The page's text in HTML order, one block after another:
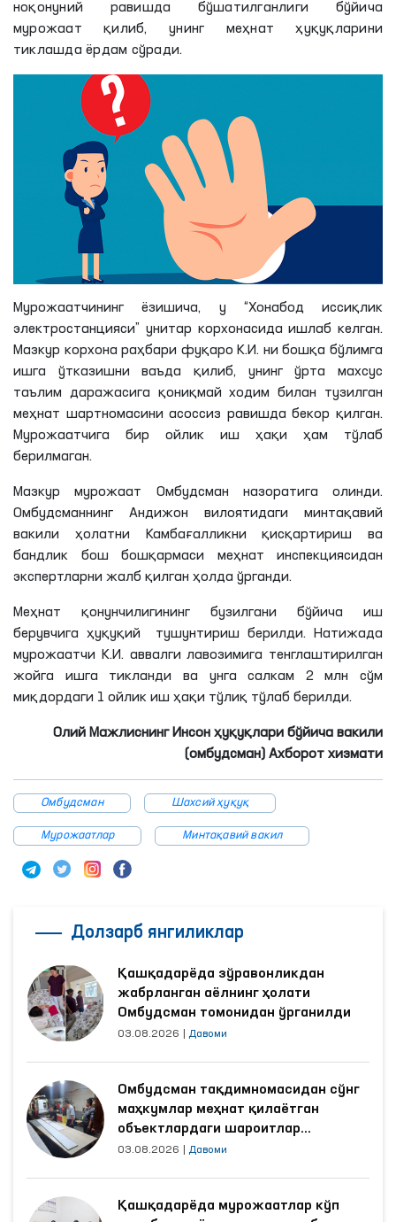
ноқонуний равишда бўшатилганлиги бўйича
мурожаат қилиб, унинг меҳнат ҳуқуқларини
тиклашда ёрдам сўради.
Мурожаатчининг ёзишича, у “Хонабод иссиқлик
электростанцияси” унитар корхонасида ишлаб келган.
Мазкур корхона раҳбари фуқаро К.И. ни бошқа бўлимга
ишга ўтказишни ваъда қилиб, унинг ўрта махсус
таълим даражасига қониқмай ходим билан тузилган
меҳнат шартномасини асоссиз равишда бекор қилган.
Мурожаатчига бир ойлик иш ҳақи ҳам тўлаб
берилмаган.
Мазкур мурожаат Омбудсман назоратига олинди.
Омбудсманнинг Андижон вилоятидаги минтақавий
вакили ҳолатни Камбағалликни қисқартириш ва
бандлик бош бошқармаси меҳнат инспекциясидан
экспертларни жалб қилган ҳолда ўрганди.
Меҳнат қонунчилигининг бузилгани бўйича иш
берувчига ҳуқуқий тушунтириш берилди. Натижада
мурожаатчи К.И. аввалги лавозимига тенглаштирилган
жойга ишга тикланди ва унга салкам 2 млн сўм
миқдордаги 1 ойлик иш ҳақи тўлиқ тўлаб берилди.
Олий Мажлиснинг Инсон ҳуқуқлари бўйича вакили
(омбудсман) Ахборот хизмати
Омбудсман Шахсий ҳуқуқ
Мурожаатлар Минтақавий вакил
Долзарб янгиликлар
Қашқадарёда зўравонликдан
жабрланган аёлнинг ҳолати
Омбудсман томонидан ўрганилди
03.08.2026 Давоми
Омбудсман тақдимномасидан сўнг
маҳкумлар меҳнат қилаётган
объектлардаги шароитлар
яхшиланди
03.08.2026 Давоми
Қашқадарёда мурожаатлар кўп